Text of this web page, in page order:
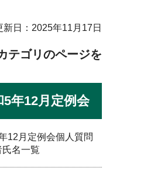
新日：2025年11月17日
テゴリのページを
5年12月定例会
12月定例会個人質問
名一覧